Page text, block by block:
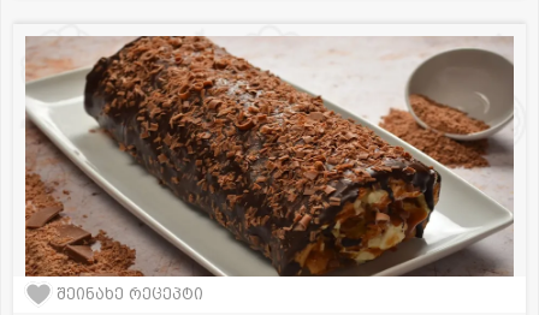
შეინახე რეცეპტი